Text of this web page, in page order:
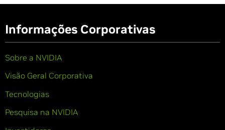
Informações Corporativas
Sobre a NVIDIA
Visão Geral Corporativa
Tecnologias
Pesquisa na NVIDIA